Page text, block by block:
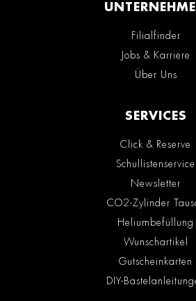
Filialfinder
Jobs & Karriere
Über Uns
SERVICES
Click & Reserve
Schullistenservice
Newsletter
CO2-Zylinder
Heliumbefüllung
Wunschartikel
Gutscheinkarten
DIY-